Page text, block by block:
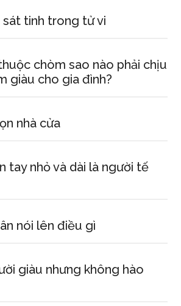
sát tinh trong tử vi
chòm sao nào phải chịu
giàu cho gia đình?
nhà cửa
tay nhỏ và dài là người tế
nói lên điều gì
giàu nhưng không hào